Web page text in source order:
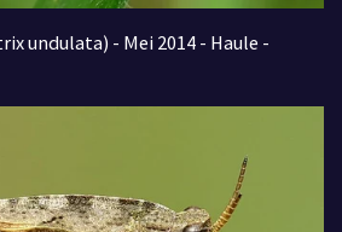
undulata) - Mei 2014 - Haule -